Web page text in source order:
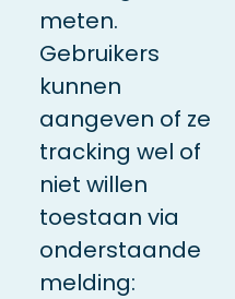
meten.
Gebruikers
kunnen
aangeven of ze
tracking wel of
niet willen
toestaan via
onderstaande
melding: